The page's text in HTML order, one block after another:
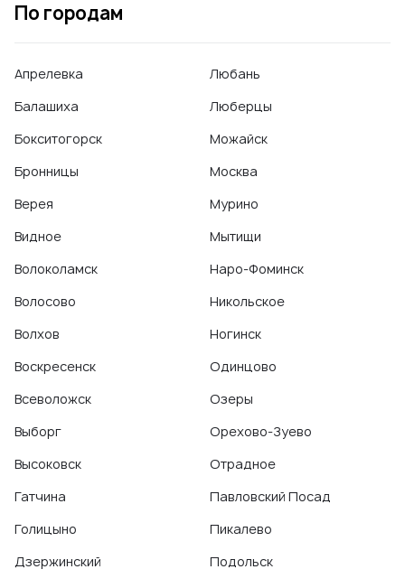
По городам
Апрелевка
Балашиха
Бокситогорск
Бронницы
Верея
Видное
Волоколамск
Волосово
Волхов
Воскресенск
Всеволожск
Выборг
Высоковск
Гатчина
Голицыно
Дзержинский
Любань
Люберцы
Можайск
Москва
Мурино
Мытищи
Наро-Фоминск
Никольское
Ногинск
Одинцово
Озеры
Орехово-Зуево
Отрадное
Павловский Посад
Пикалево
Подольск